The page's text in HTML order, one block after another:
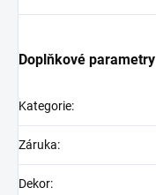
Doplňkové parametry
Kategorie:
Záruka:
Dekor: